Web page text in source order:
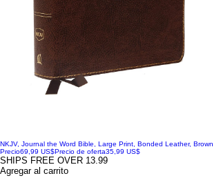
NKJV, Journal the Word Bible, Large Print, Bonded Leather, Brown
Precio69,99 US$Precio de oferta35,99 US$
SHIPS FREE OVER 13.99
Agregar al carrito